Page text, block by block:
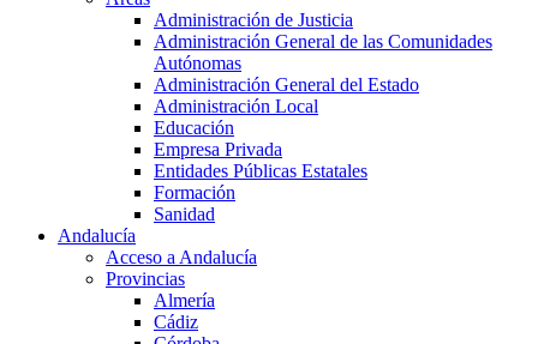
Administración de Justicia
Administración General de las Comunidades
Autónomas
Administración General del Estado
Administración Local
Educación
Empresa Privada
Entidades Públicas Estatales
Formación
Sanidad
Andalucía
Acceso a Andalucía
Provincias
Almería
Cádiz